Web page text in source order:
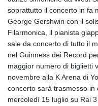
soprattutto il concerto in fa
George Gershwin con il
Filarmonica, il pianista
sale da concerto di tutto il
nel Guinness dei Record
maggior numero di biglietti
novembre alla K Arena di
concerto sarà trasmesso
mercoledì 15 luglio su Rai